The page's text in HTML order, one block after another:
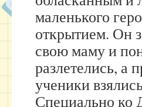
маленького
открытием. Он
свою маму и
разлетелись, а
ученики
Специально ко